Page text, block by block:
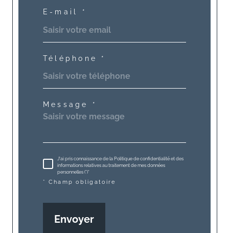
E-mail *
Téléphone *
Message *
J'ai pris connaissance de la Politique de confidentialité et des
informations relatives au traitement de mes données
personnelles (*)*
* Champ obligatoire
Envoyer